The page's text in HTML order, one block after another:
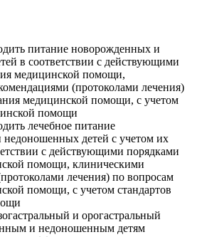
питание новорожденных и
в соответствии с действующими
медицинской помощи,
(протоколами лечения)
медицинской помощи, с учетом
помощи
лечебное питание
детей с учетом их
с действующими порядками
помощи, клиническими
лечения) по вопросам
помощи, с учетом стандартов
и орогастральный
и недоношенным детям